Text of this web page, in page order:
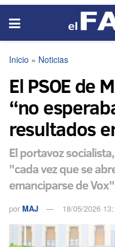
Inicio » Noticias
El PSOE de
“no
resultados
El portavoz
"cada vez que se
emanciparse de Vox"
por MAJ 18/05/2026